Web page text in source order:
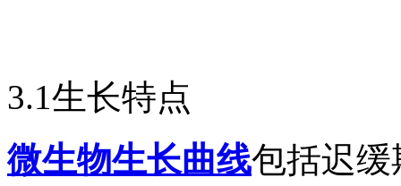
3.1生长特点
微生物生长曲线包括迟